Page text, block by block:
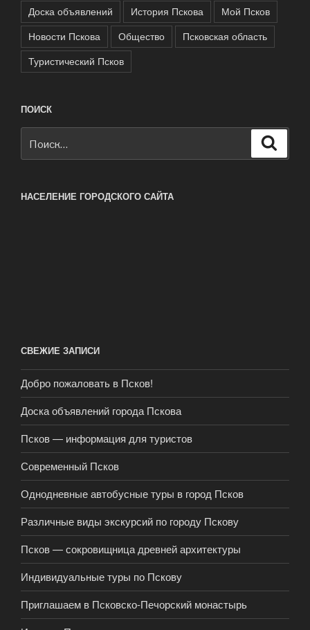
Доска объявлений
История Пскова
Мой Псков
Новости Пскова
Общество
Псковская область
Туристический Псков
ПОИСК
НАСЕЛЕНИЕ ГОРОДСКОГО САЙТА
СВЕЖИЕ ЗАПИСИ
Добро пожаловать в Псков!
Доска объявлений города Пскова
Псков — информация для туристов
Современный Псков
Однодневные автобусные туры в город Псков
Различные виды экскурсий по городу Пскову
Псков — сокровищница древней архитектуры
Индивидуальные туры по Пскову
Приглашаем в Псковско-Печорский монастырь